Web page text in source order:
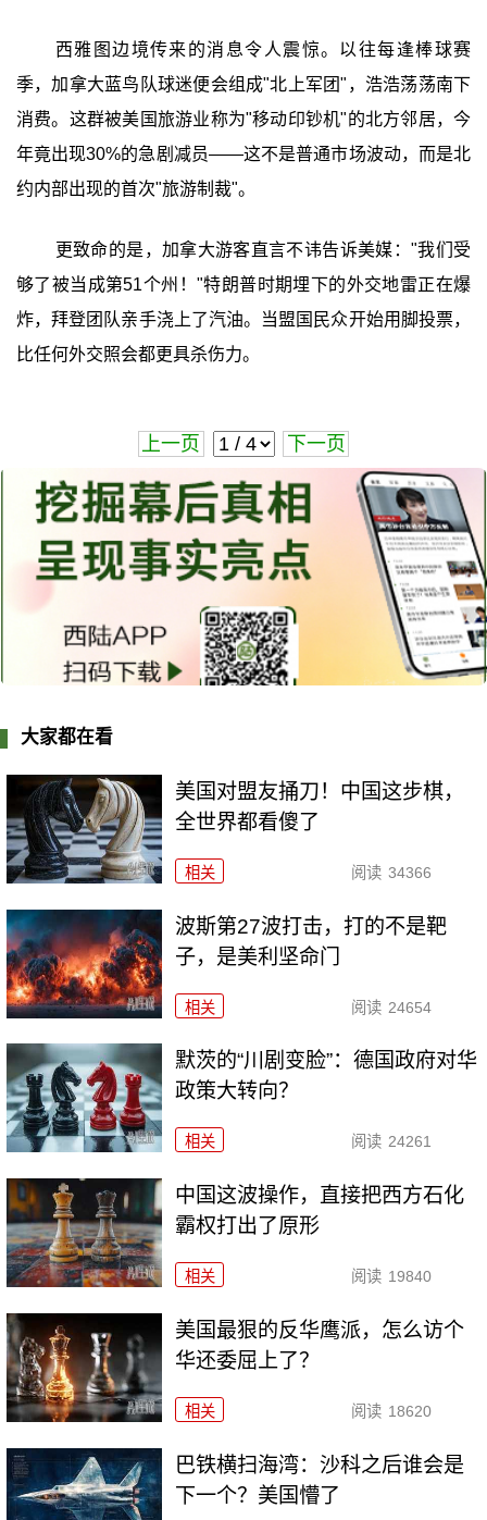
西雅图边境传来的消息令人震惊。以往每逢棒球赛
季，加拿大蓝鸟队球迷便会组成"北上军团"，浩浩荡荡南下
消费。这群被美国旅游业称为"移动印钞机"的北方邻居，今
年竟出现30%的急剧减员——这不是普通市场波动，而是北
约内部出现的首次"旅游制裁"。
更致命的是，加拿大游客直言不讳告诉美媒："我们受
够了被当成第51个州！"特朗普时期埋下的外交地雷正在爆
炸，拜登团队亲手浇上了汽油。当盟国民众开始用脚投票，
比任何外交照会都更具杀伤力。
上一页 下一页
大家都在看
美国对盟友捅刀！中国这步棋，
全世界都看傻了
相关 阅读 34366
波斯第27波打击，打的不是靶
子，是美利坚命门
相关 阅读 24654
默茨的“川剧变脸”：德国政府对华
政策大转向？
相关 阅读 24261
中国这波操作，直接把西方石化
霸权打出了原形
相关 阅读 19840
美国最狠的反华鹰派，怎么访个
华还委屈上了？
相关 阅读 18620
巴铁横扫海湾：沙科之后谁会是
下一个？美国懵了